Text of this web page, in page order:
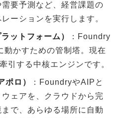
要予測など、経営課題の
ーションを実行します。
ットフォーム）
：Foundry
動かすための管制塔。現在
引する中核エンジンです。
ロ）
：FoundryやAIPと
ェアを、クラウドから完
で、あらゆる場所に自動